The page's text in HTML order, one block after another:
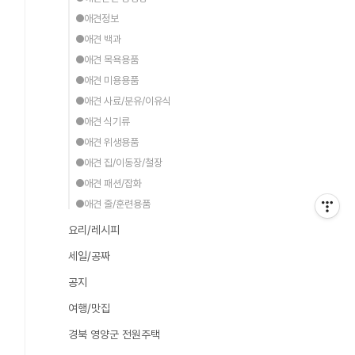
●애견정보
●애견 백과
●애견 목욕용품
●애견 미용용품
●애견 사료/분유/이유식
●애견 식기류
●애견 위생용품
●애견 집/이동장/철장
●애견 패션/잡화
●애견 줄/훈련용품
요리/레시피
세일/공짜
공지
여행/맛집
경북 영양군 전원주택